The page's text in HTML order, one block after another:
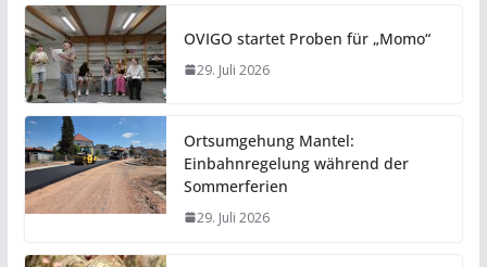
OVIGO startet Proben für „Momo“
29. Juli 2026
Ortsumgehung Mantel:
Einbahnregelung während der
Sommerferien
29. Juli 2026